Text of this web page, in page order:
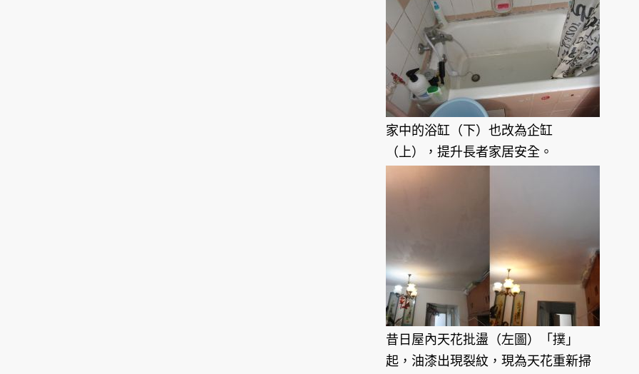
家中的浴缸（下）也改為企缸
（上），提升長者家居安全。
昔日屋內天花批盪（左圖）「撲」
起，油漆出現裂紋，現為天花重新掃